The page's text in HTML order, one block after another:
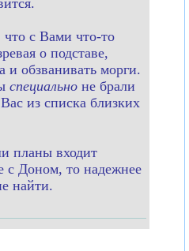
с Вами что-то
о подставе,
и обзванивать морги.
специально не брали
из списка близких
планы входит
с Доном, то надежнее
найти.